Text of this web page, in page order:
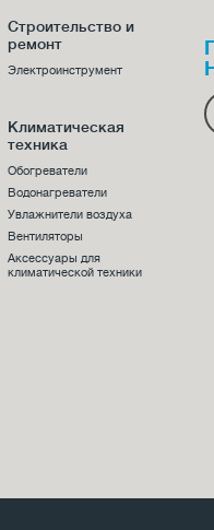
Строительство и
ремонт
Электроинструмент
Климатическая
техника
Обогреватели
Водонагреватели
Увлажнители воздуха
Вентиляторы
Аксессуары для
климатической техники